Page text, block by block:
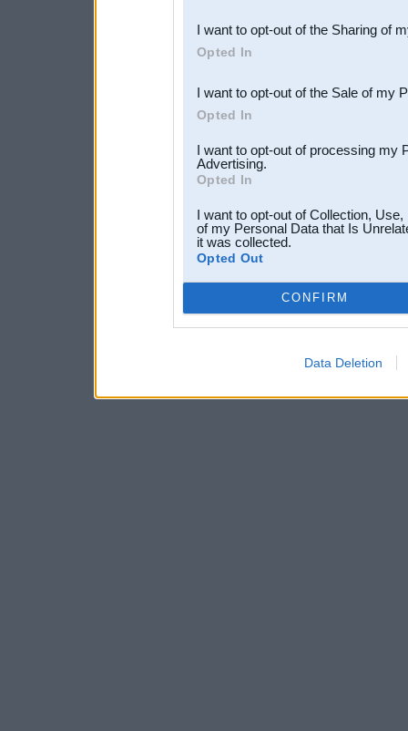
Downstream Participants
third parties.
I want to opt-out of the Sharing of
Opted In
I want to opt-out of the Sale of my
Opted In
I want to opt-out of processing my
Advertising.
Opted In
I want to opt-out of Collection,
of my Personal Data that Is
it was collected.
Opted Out
CONFIRM
Data Deletion